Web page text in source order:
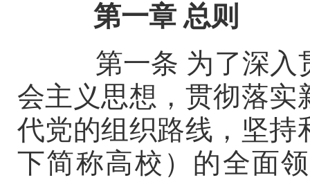
第一章 总则
第一条 为了深入
会主义思想，贯彻落
代党的组织路线，坚持
下简称高校）的全面